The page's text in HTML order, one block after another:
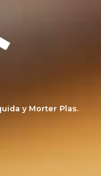
y Morter Plas.